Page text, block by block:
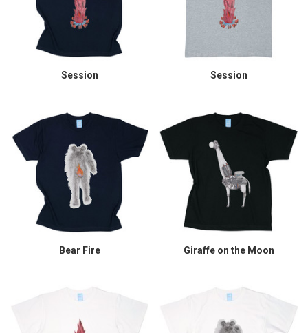
Session Session
Bear Fire Giraffe on the Moon